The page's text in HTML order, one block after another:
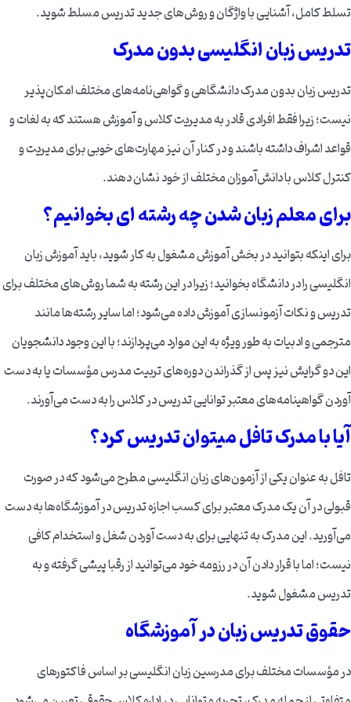
تسلط کامل، آشنایی با واژگان و روش‌های جدید تدریس مسلط شوید.
تدریس زبان انگلیسی بدون مدرک
تدریس زبان بدون مدرک دانشگاهی و گواهی‌نامه‌های مختلف امکان‌پذیر
نیست؛ زیرا فقط افرادی قادر به مدیریت کلاس و آموزش هستند که به لغات و
قواعد اشراف داشته باشند و در کنار آن نیز مهارت‌های خوبی برای مدیریت و
کنترل کلاس با دانش‌آموزان مختلف از خود نشان دهند.
برای معلم زبان شدن چه رشته ای بخوانیم؟
برای اینکه بتوانید در بخش آموزش مشغول به کار شوید، باید آموزش زبان
انگلیسی را در دانشگاه بخوانید؛ زیرا در این رشته به شما روش‌های مختلف برای
تدریس و نکات آزمونسازی آموزش داده می‌شود؛ اما سایر رشته‌ها مانند
مترجمی و ادبیات به طور ویژه به این موارد می‌پردازند؛ با این وجود دانشجویان
این دو گرایش نیز پس از گذراندن دوره‌های تربیت مدرس مؤسسات یا به دست
آوردن گواهینامه‌های معتبر توانایی تدریس در کلاس را به دست می‌آورند.
آیا با مدرک تافل میتوان تدریس کرد؟
تافل به عنوان یکی از آزمون‌های زبان انگلیسی مطرح می‌شود که در صورت
قبولی در آن یک مدرک معتبر برای کسب اجازه تدریس در آموزشگاه‌ها به دست
می‌آورید. این مدرک به تنهایی برای به دست آوردن شغل و استخدام کافی
نیست؛ اما با قرار دادن آن در رزومه خود می‌توانید از رقبا پیشی گرفته و به
تدریس مشغول شوید.
حقوق تدریس زبان در آموزشگاه
در مؤسسات مختلف برای مدرسین زبان انگلیسی بر اساس فاکتورهای